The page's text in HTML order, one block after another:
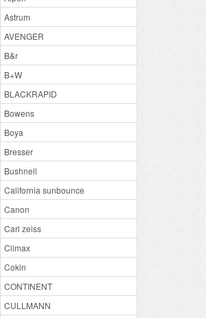
Astrum
AVENGER
B&r
B+W
BLACKRAPID
Bowens
Boya
Bresser
Bushnell
California sunbounce
Canon
Carl zeiss
Climax
Cokin
CONTINENT
CULLMANN